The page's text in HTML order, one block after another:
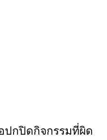
ปกปิดกิจกรรมที่ผิด